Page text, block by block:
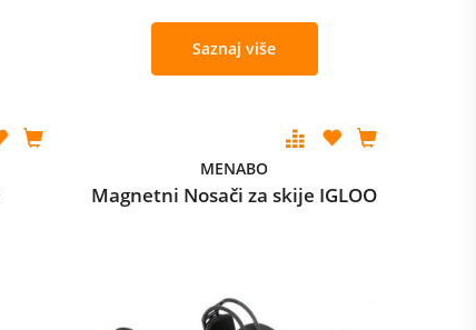
Saznaj više
MENABO
Magnetni Nosači za skije IGLOO